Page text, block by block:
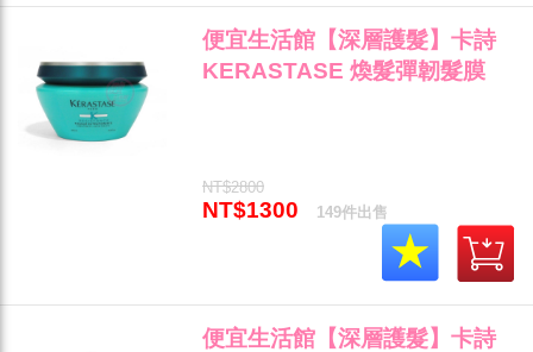
便宜生活館【深層護髮】卡詩
KERASTASE 煥髮彈韌髮膜
NT$2800
NT$1300 149件出售
便宜生活館【深層護髮】卡詩